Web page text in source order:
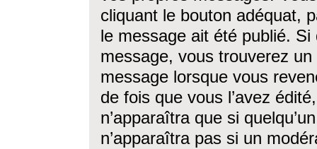
cliquant le bouton adéquat,
le message ait été publié. Si
message, vous trouverez
message lorsque vous
de fois que vous l’avez
n’apparaîtra que si
n’apparaîtra pas si un